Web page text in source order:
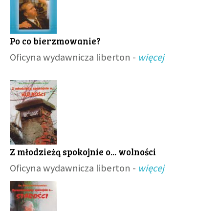
Po co bierzmowanie?
Oficyna wydawnicza liberton - więcej
Z młodzieżą spokojnie o... wolności
Oficyna wydawnicza liberton - więcej